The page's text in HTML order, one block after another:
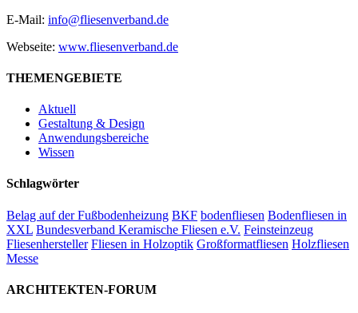
E-Mail: info@fliesenverband.de
Webseite: www.fliesenverband.de
THEMENGEBIETE
Aktuell
Gestaltung & Design
Anwendungsbereiche
Wissen
Schlagwörter
Belag auf der Fußbodenheizung BKF bodenfliesen Bodenfliesen in
XXL Bundesverband Keramische Fliesen e.V. Feinsteinzeug
Fliesenhersteller Fliesen in Holzoptik Großformatfliesen Holzfliesen
Messe
ARCHITEKTEN-FORUM